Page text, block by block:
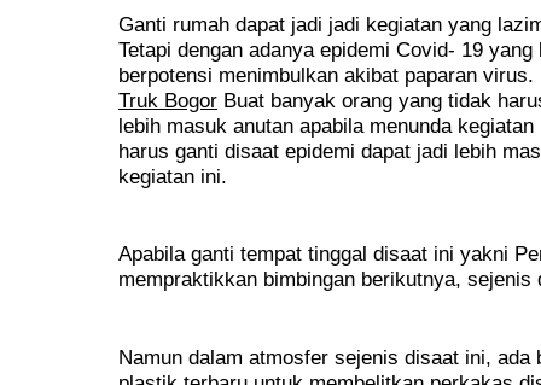
Ganti rumah dapat jadi jadi kegiatan yang
Tetapi dengan adanya epidemi Covid- 19
berpotensi menimbulkan akibat paparan
Truk Bogor Buat banyak orang yang tidak
lebih masuk anutan apabila menunda
harus ganti disaat epidemi dapat jadi lebih
kegiatan ini.
Apabila ganti tempat tinggal disaat ini yakni
mempraktikkan bimbingan berikutnya,
Namun dalam atmosfer sejenis disaat ini,